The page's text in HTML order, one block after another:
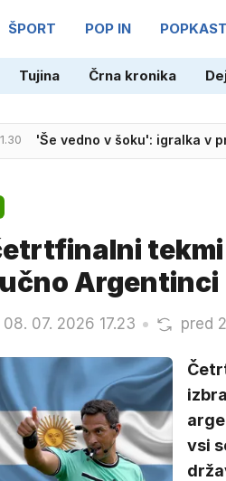
ŠPORT POP IN POPKAST
Tujina Črna kronika
11.30 'Še vedno v šoku': igralka v
Nad Srednjim Vrhom
Argentinci
07. 2026 17.23 pred
vsi